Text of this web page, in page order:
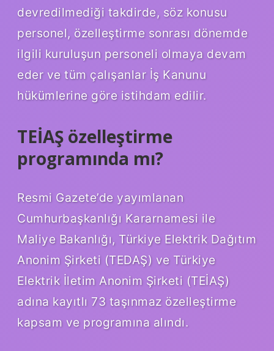
devredilmediği takdirde, söz konusu
personel, özelleştirme sonrası dönemde
ilgili kuruluşun personeli olmaya devam
eder ve tüm çalışanlar İş Kanunu
hükümlerine göre istihdam edilir.
TEİAŞ özelleştirme
programında mı?
Resmi Gazete’de yayımlanan
Cumhurbaşkanlığı Kararnamesi ile
Maliye Bakanlığı, Türkiye Elektrik Dağıtım
Anonim Şirketi (TEDAŞ) ve Türkiye
Elektrik İletim Anonim Şirketi (TEİAŞ)
adına kayıtlı 73 taşınmaz özelleştirme
kapsam ve programına alındı.